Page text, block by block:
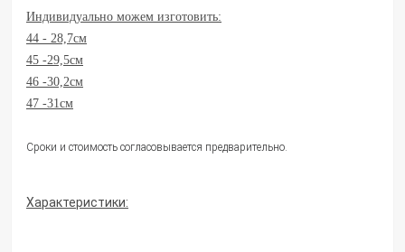
Индивидуально можем изготовить:
44 - 28,7см
45 -29,5см
46 -30,2см
47 -31см
Сроки и стоимость согласовывается предварительно.
Характеристики: